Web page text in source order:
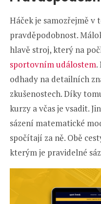
Háček je samozřejmě v
pravděpodobnost.
hlavě stroj, který na
sportovním událostem.
odhady na detailních
zkušenostech. Díky
kurzy a včas je vsadit.
sázení matematické
spočítají za ně. Obě
kterým je pravidelné